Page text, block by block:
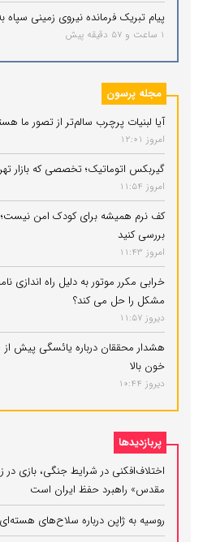
پیام تبریک فرمانده نیروی زمینی
1 ساعت و 57 دقیقه پیش
مجله پرسون
آیا لبنیات پرچرب سالم‌تر از تصور ما
امروز 12:01
گیربکس اتوماتیک؛ تخصصی که بازار
امروز 11:54
بررسی کنید
امروز 11:43
خرابی مکرر موتور به دلیل راه‌ اندازی
مشکل را حل می‌ کند؟
دیروز 11:57
خون بالا
دیروز 10:44
پربازدیدها
اختلاف‌افکنی در شرایط جنگی، بازی
مقدس» راهبرد حفظ ایران است
روسیه به ژاپن درباره سلاح‌های